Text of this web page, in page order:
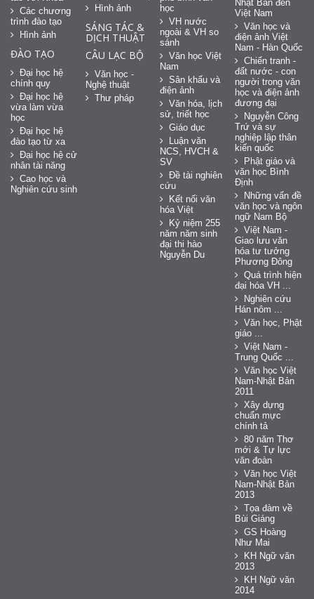
Các chương
trình đào tạo
Hình ảnh
ĐÀO TẠO
Đại học hệ
chính quy
Đại học hệ
vừa làm vừa
học
Đại học hệ
đào tạo từ xa
Đại học hệ cử
nhân tài năng
Cao học và
Nghiên cứu sinh
Hình ảnh
SÁNG TÁC &
DỊCH THUẬT
CÂU LẠC BỘ
Văn học -
Nghệ thuật
Thư pháp
học
VH nước
ngoài & VH so
sánh
Văn học Việt
Nam
Sân khấu và
điện ảnh
Văn hóa, lịch
sử, triết học
Giáo dục
Luận văn
NCS, HVCH &
SV
Đề tài nghiên
cứu
Kết nối văn
hóa Việt
Kỷ niệm 255
năm năm sinh
đại thi hào
Nguyễn Du
Nhật Bản đến
Việt Nam
Văn học và
điện ảnh Việt
Nam - Hàn Quốc
Chiến tranh -
đất nước - con
người trong văn
học và điện ảnh
đương đại
Nguyễn Công
Trứ và sự
nghiệp lập thân
kiến quốc
Phật giáo và
văn học Bình
Định
Những vấn đề
văn học và ngôn
ngữ Nam Bộ
Việt Nam -
Giao lưu văn
hóa tư tưởng
Phương Đông
Quá trình hiện
đại hóa VH ...
Nghiên cứu
Hán nôm ...
Văn học, Phật
giáo ...
Việt Nam -
Trung Quốc ...
Văn học Việt
Nam-Nhật Bản
2011
Xây dựng
chuẩn mực
chính tả
80 năm Thơ
mới & Tự lực
văn đoàn
Văn học Việt
Nam-Nhật Bản
2013
Tọa đàm về
Bùi Giáng
GS Hoàng
Như Mai
KH Ngữ văn
2013
KH Ngữ văn
2014